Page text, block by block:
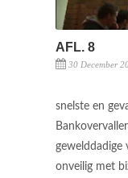
AFL. 8
30 December
snelste en
gewelddadige
onveilig met